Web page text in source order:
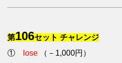
第106セット チャレンジ
①
lose （－1,000円）